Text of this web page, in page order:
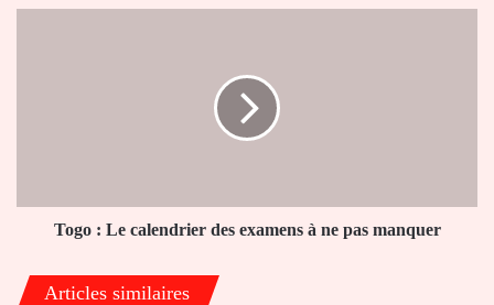
pas
manquerTogo : Le calendrier des examens à ne pas manquer
Articles similaires